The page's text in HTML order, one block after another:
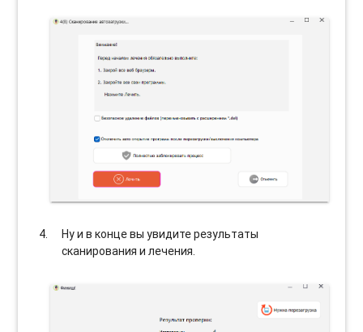
Ну и в конце вы увидите результаты
сканирования и лечения.